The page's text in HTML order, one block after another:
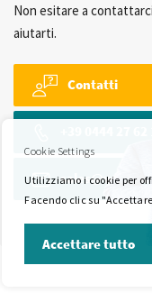
Non esitare a
aiutarti.
Contatti
sales@wkk-
Cookie Settings
Utilizziamo i cookie per
Facendo clic su
Accettare tutto